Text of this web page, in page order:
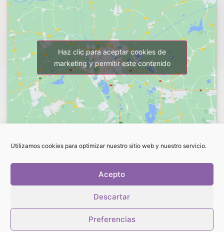
Utilizamos cookies para optimizar nuestro sitio web y nuestro servicio.
Acepto
Descartar
Preferencias
Haz clic para aceptar cookies de
marketing y permitir este contenido
C/Vargas, 57.
39010 Santander (Cantabria)
rosana@floreslucrecia.es
Lunes a Viernes: